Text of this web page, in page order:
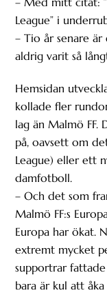
League” i
– Tio år senare
aldrig varit så
Hemsidan
kollade fler
lag än Malmö
på, oavsett om
League) eller ett
damfotboll.
– Och det som
Malmö FF:s
Europa har ökat.
extremt mycket
supportrar
bara är kul att